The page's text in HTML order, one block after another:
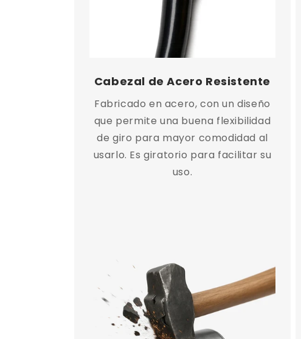
Cabezal de Acero Resistente
Fabricado en acero, con un diseño
que permite una buena flexibilidad
de giro para mayor comodidad al
usarlo. Es giratorio para facilitar su
uso.